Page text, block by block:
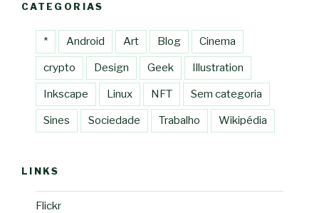
CATEGORIAS
* Android Art Blog Cinema
crypto Design Geek Illustration
Inkscape Linux NFT Sem categoria
Sines Sociedade Trabalho Wikipédia
LINKS
Flickr